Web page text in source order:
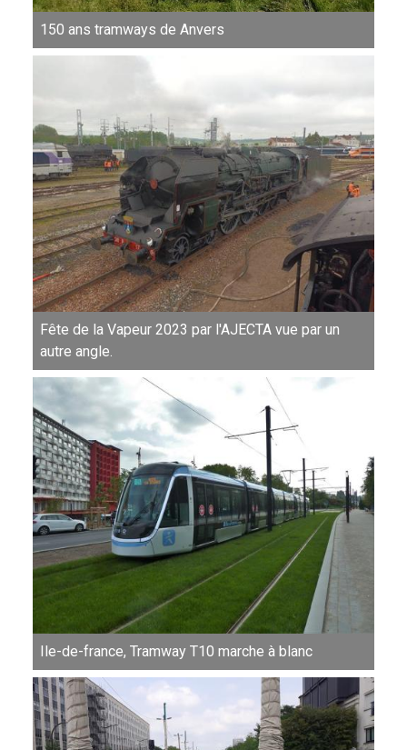
150 ans tramways de Anvers
Fête de la Vapeur 2023 par l'AJECTA vue par un
autre angle.
Ile-de-france, Tramway T10 marche à blanc